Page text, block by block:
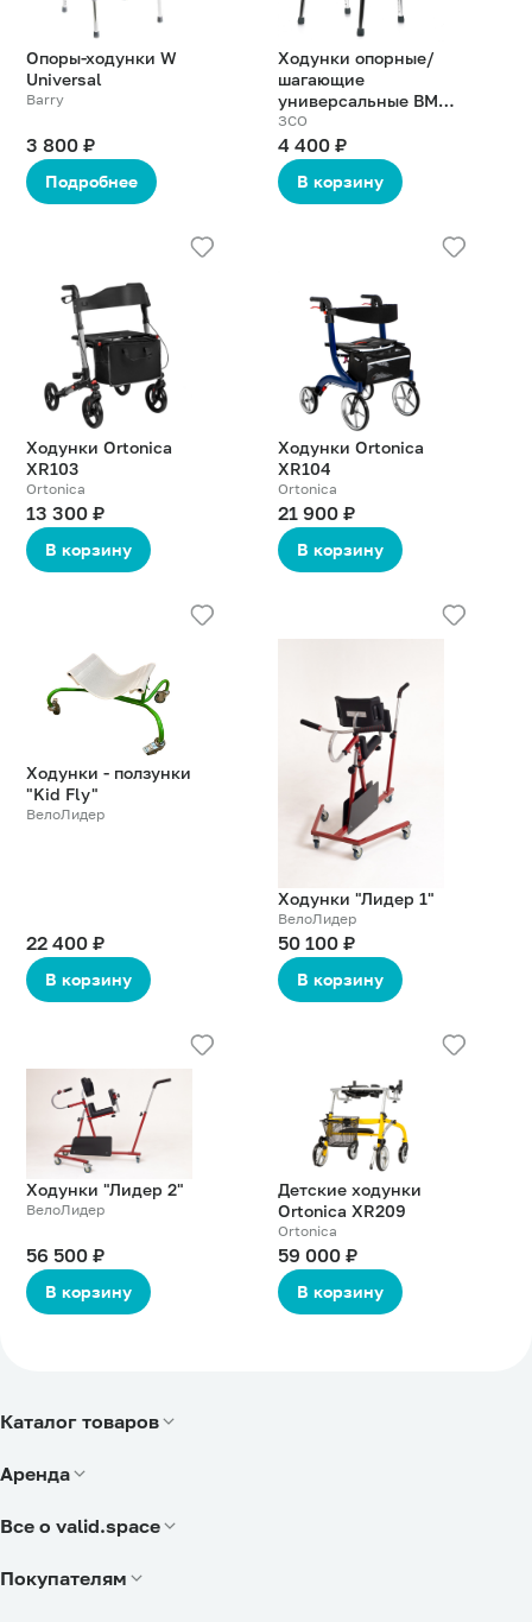
Опоры-ходунки W
Universal
Barry
3 800 ₽
Подробнее
Ходунки опорные/
шагающие
универсальные ВМ
913L
ЗСО
4 400 ₽
В корзину
Ходунки Ortonica
XR103
Ortonica
13 300 ₽
В корзину
товаре
Ходунки Ortonica
XR104
Ortonica
21 900 ₽
В корзину
товаре
Ходунки - ползунки
"Kid Fly"
ВелоЛидер
22 400 ₽
В корзину
товаре
Ходунки "Лидер 1"
ВелоЛидер
50 100 ₽
В корзину
Ходунки "Лидер 2"
ВелоЛидер
56 500 ₽
В корзину
о
товаре
Детские ходунки
Ortonica XR209
Ortonica
59 000 ₽
В корзину
товаре
Каталог товаров
Зрительные ограничения
Слуховые ограничения
Социальный маркетспейс
Аренда
Все о valid.space
Доставка и оплата
Покупателям